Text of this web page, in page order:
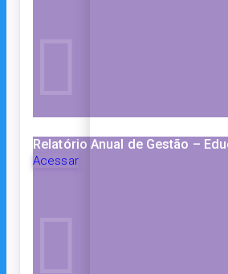
Relatório Anual de Gestão –
Acessar